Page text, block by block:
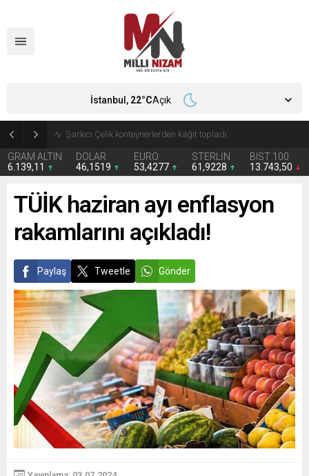
İran 2 ülkeyi birden vurdu
GRAM ALTIN
6.139,11
DOLAR
46,1519
EURO
53,4277
STERLİN
61,9228
BIST 100
13.743,50
İstanbul, 22°CAçık
TÜİK haziran ayı enflasyon
rakamlarını açıkladı!
Paylaş Tweetle Gönder